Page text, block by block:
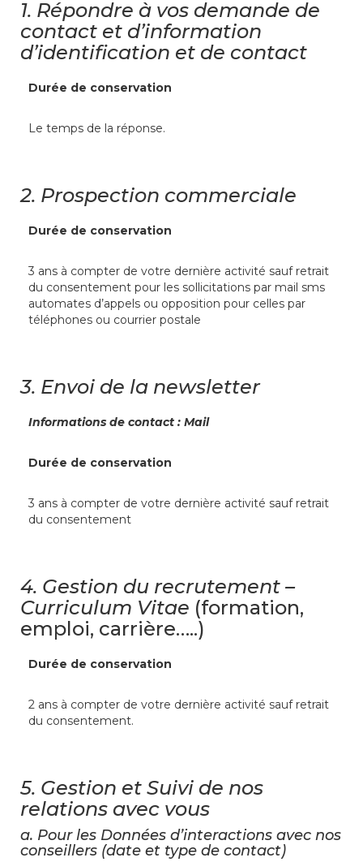
1. Répondre à vos demande de
contact et d’information
d’identification et de contact
Durée de conservation
Le temps de la réponse.
2. Prospection commerciale
Durée de conservation
3 ans à compter de votre dernière activité sauf retrait
du consentement pour les sollicitations par mail sms
automates d’appels ou opposition pour celles par
téléphones ou courrier postale
3. Envoi de la newsletter
Informations de contact : Mail
Durée de conservation
3 ans à compter de votre dernière activité sauf retrait
du consentement
4. Gestion du recrutement –
Curriculum Vitae (formation,
emploi, carrière…..)
Durée de conservation
2 ans à compter de votre dernière activité sauf retrait
du consentement.
5. Gestion et Suivi de nos
relations avec vous
a. Pour les Données d’interactions avec nos
conseillers (date et type de contact)